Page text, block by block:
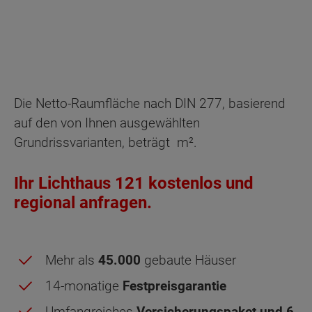
Die Netto-Raumfläche nach DIN 277, basierend
auf den von Ihnen ausgewählten
Grundrissvarianten, beträgt m².
Ihr Lichthaus 121 kostenlos und
regional anfragen.
Mehr als 45.000 gebaute Häuser
14-monatige Festpreisgarantie